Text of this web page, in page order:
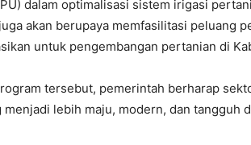
dalam optimalisasi sistem irigasi
akan berupaya memfasilitasi peluang
untuk pengembangan pertanian di
tersebut, pemerintah berharap
lebih maju, modern, dan tangguh